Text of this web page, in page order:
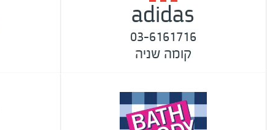
adidas
03-6161716
קומה שניה